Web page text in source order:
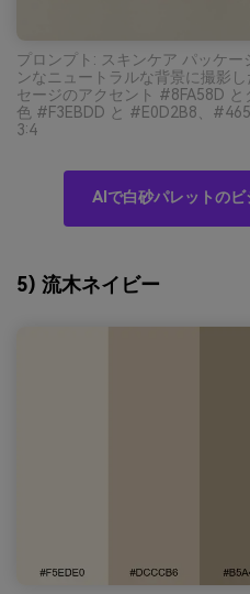
プロンプト: スキンケア パッケ
ンなニュートラルな背景に撮影
セージのアクセント #8FA58D
色 #F3EBDD と #E0D2B8、
3:4
AIで白砂パレットの
5) 流木ネイビー